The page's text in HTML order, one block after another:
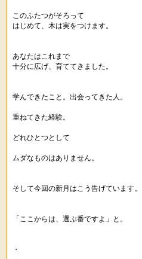
このふたつがそろって
はじめて、木は実をつけます。
あなたはこれまで
十分に広げ、育ててきました。
学んできたこと。出会ってきた人。
重ねてきた経験。
どれひとつとして
ムダなものはありません。
そして今回の新月はこう告げています。
「ここからは、選ぶ番ですよ」と。
・